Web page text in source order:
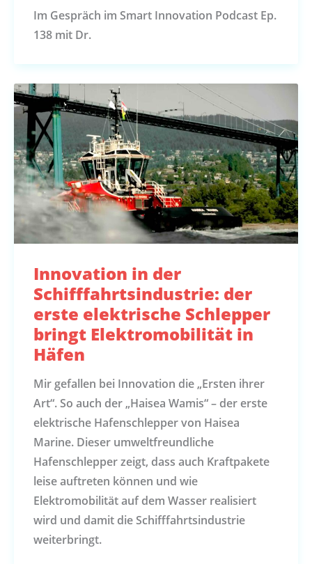
Im Gespräch im Smart Innovation Podcast Ep.
138 mit Dr.
Innovation in der
Schifffahrtsindustrie: der
erste elektrische Schlepper
bringt Elektromobilität in
Häfen
Mir gefallen bei Innovation die „Ersten ihrer
Art“. So auch der „Haisea Wamis“ – der erste
elektrische Hafenschlepper von Haisea
Marine. Dieser umweltfreundliche
Hafenschlepper zeigt, dass auch Kraftpakete
leise auftreten können und wie
Elektromobilität auf dem Wasser realisiert
wird und damit die Schifffahrtsindustrie
weiterbringt.